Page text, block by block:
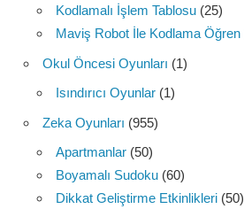
Kodlamalı İşlem Tablosu (25)
Maviş Robot İle Kodlama Öğren
Okul Öncesi Oyunları (1)
Isındırıcı Oyunlar (1)
Zeka Oyunları (955)
Apartmanlar (50)
Boyamalı Sudoku (60)
Dikkat Geliştirme Etkinlikleri (50)